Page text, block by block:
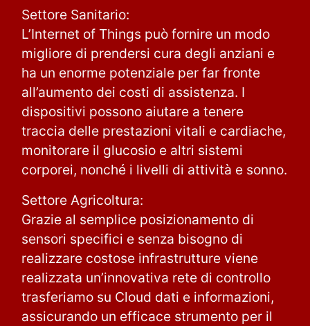
il fenomeno delle
indesiderate —...
sulle energie
presso la sedi...
Ieri 14 Novembre
Direttore Operativo,
Il nostro Direttore
Marco Gerardi, ha
Settore Sanitario:
L’Internet of Things può fornire un modo
migliore di prendersi cura degli anziani e
ha un enorme potenziale per far fronte
all’aumento dei costi di assistenza. I
dispositivi possono aiutare a tenere
traccia delle prestazioni vitali e cardiache,
monitorare il glucosio e altri sistemi
corporei, nonché i livelli di attività e sonno.
Settore Agricoltura:
Grazie al semplice posizionamento di
sensori specifici e senza bisogno di
realizzare costose infrastrutture viene
realizzata un’innovativa rete di controllo
trasferiamo su Cloud dati e informazioni,
assicurando un efficace strumento per il